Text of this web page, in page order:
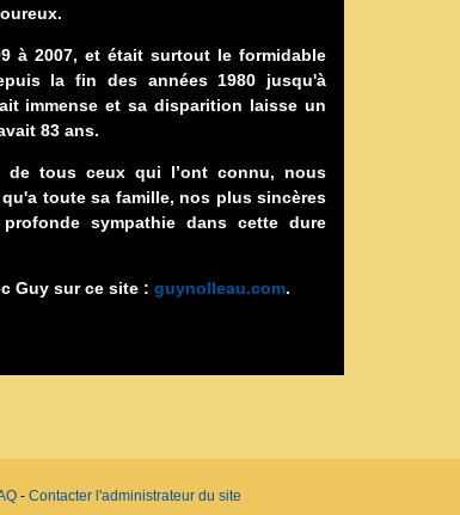
à 2007, et était surtout le formidable
la fin des années 1980 jusqu'à
immense et sa disparition laisse un
83 ans.
tous ceux qui l’ont connu, nous
toute sa famille, nos plus sincères
sympathie dans cette dure
Guy sur ce site : guynolleau.com.
- Contacter l'administrateur du site